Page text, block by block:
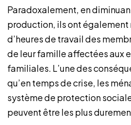
Paradoxalement, en
production, ils ont également
d’heures de travail des
de leur famille affectées aux
familiales. L’une des
qu’en temps de crise, les
système de protection
peuvent être les plus